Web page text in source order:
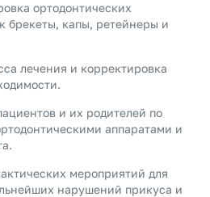
ортодонтических
брекеты, капы, ретейнеры и
лечения и корректировка
и их родителей по
аппаратами и
мероприятий для
нарушений прикуса и